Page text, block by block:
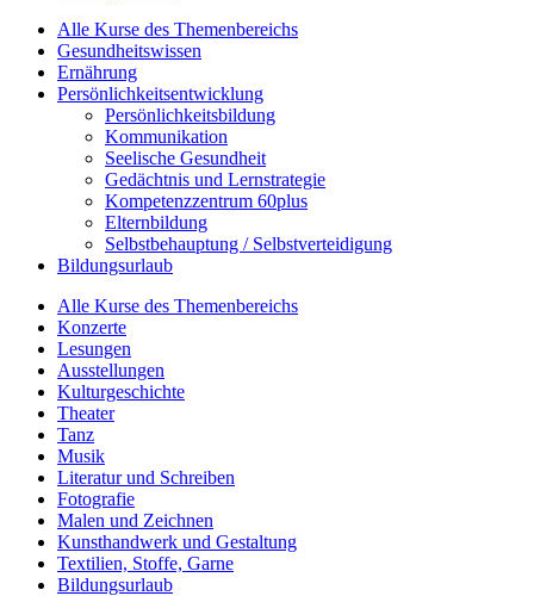
Alle Kurse des Themenbereichs
Gesundheitswissen
Ernährung
Persönlichkeitsentwicklung
Persönlichkeitsbildung
Kommunikation
Seelische Gesundheit
Gedächtnis und Lernstrategie
Kompetenzzentrum 60plus
Elternbildung
Selbstbehauptung / Selbstverteidigung
Bildungsurlaub
Alle Kurse des Themenbereichs
Konzerte
Lesungen
Ausstellungen
Kulturgeschichte
Theater
Tanz
Musik
Literatur und Schreiben
Fotografie
Malen und Zeichnen
Kunsthandwerk und Gestaltung
Textilien, Stoffe, Garne
Bildungsurlaub